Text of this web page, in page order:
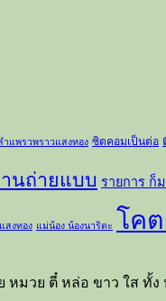
แพรวพราวแสงทอง ซิตคอมเป็นต่อ
นถ่ายแบบ รายการ ก็
สงทอง แม่น้อง น้องนาริตะ โค
หมวย ตี๋ หล่อ ขาว ใส ทั้